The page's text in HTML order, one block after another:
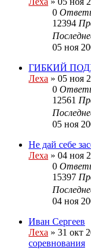
0
12394
05 ноя
ГИБКИЙ
Леха » 05 ноя
0
12561
05 ноя
Не дай себе
Леха » 04 ноя
0
15397
04 ноя
Иван Сергеев
Леха » 31 окт
соревнования